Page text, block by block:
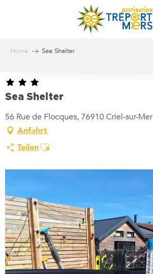
Home Sea Shelter
Sea Shelter
56 Rue de Flocques, 76910 Criel-sur-Mer
Anfahrt
TeilenAjouter aux favoris